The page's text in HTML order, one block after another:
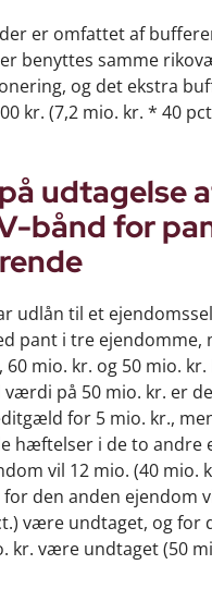
er omfattet af
benyttes samme
og det ekstra
kr. (7,2 mio. kr. * 40
udtagelse
bånd for
udlån til et
pant i tre ejendomme,
60 mio. kr. og 50 mio. kr.
på 50 mio. kr. er
for 5 mio. kr.,
hæftelser i de to andre
vil 12 mio. (40 mio.
den anden ejendom
være undtaget, og for
kr. være undtaget (50